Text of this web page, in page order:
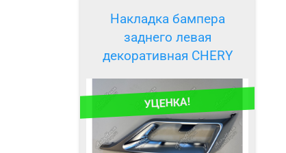
УЦЕНКА!
Накладка бампера
заднего левая
декоративная CHERY